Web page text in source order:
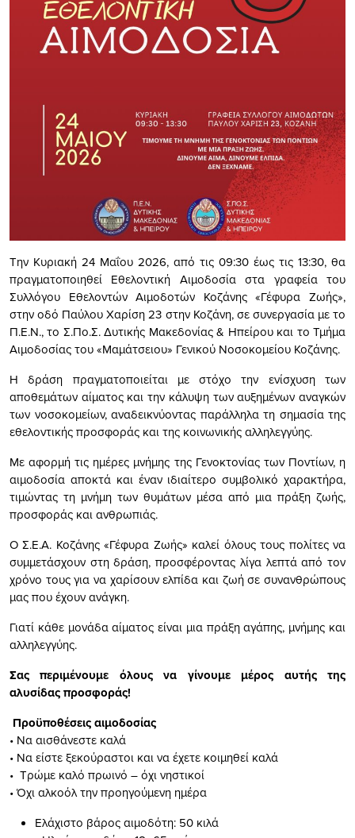
Την Κυριακή 24 Μαΐου 2026, από τις 09:30 έως τις 13:30, θα
πραγματοποιηθεί Εθελοντική Αιμοδοσία στα γραφεία του
Συλλόγου Εθελοντών Αιμοδοτών Κοζάνης «Γέφυρα Ζωής»,
στην οδό Παύλου Χαρίση 23 στην Κοζάνη, σε συνεργασία με το
Π.Ε.Ν., το Σ.Πο.Σ. Δυτικής Μακεδονίας & Ηπείρου και το Τμήμα
Αιμοδοσίας του «Μαμάτσειου» Γενικού Νοσοκομείου Κοζάνης.
Η δράση πραγματοποιείται με στόχο την ενίσχυση των
αποθεμάτων αίματος και την κάλυψη των αυξημένων αναγκών
των νοσοκομείων, αναδεικνύοντας παράλληλα τη σημασία της
εθελοντικής προσφοράς και της κοινωνικής αλληλεγγύης.
Με αφορμή τις ημέρες μνήμης της Γενοκτονίας των Ποντίων, η
αιμοδοσία αποκτά και έναν ιδιαίτερο συμβολικό χαρακτήρα,
τιμώντας τη μνήμη των θυμάτων μέσα από μια πράξη ζωής,
προσφοράς και ανθρωπιάς.
Ο Σ.Ε.Α. Κοζάνης «Γέφυρα Ζωής» καλεί όλους τους πολίτες να
συμμετάσχουν στη δράση, προσφέροντας λίγα λεπτά από τον
χρόνο τους για να χαρίσουν ελπίδα και ζωή σε συνανθρώπους
μας που έχουν ανάγκη.
Γιατί κάθε μονάδα αίματος είναι μια πράξη αγάπης, μνήμης και
αλληλεγγύης.
Σας περιμένουμε όλους να γίνουμε μέρος αυτής της
αλυσίδας προσφοράς!
Προϋποθέσεις αιμοδοσίας
• Να αισθάνεστε καλά
• Να είστε ξεκούραστοι και να έχετε κοιμηθεί καλά
• Τρώμε καλό πρωινό – όχι νηστικοί
• Όχι αλκοόλ την προηγούμενη ημέρα
Ελάχιστο βάρος αιμοδότη: 50 κιλά